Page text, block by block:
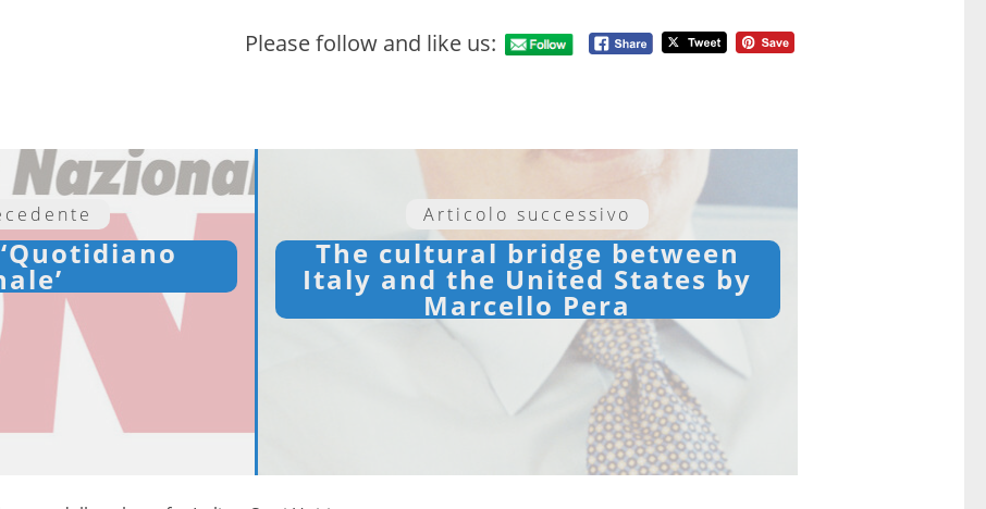
Please follow and like us:
Articolo successivo
The cultural bridge between
Italy and the United States by
Marcello Pera